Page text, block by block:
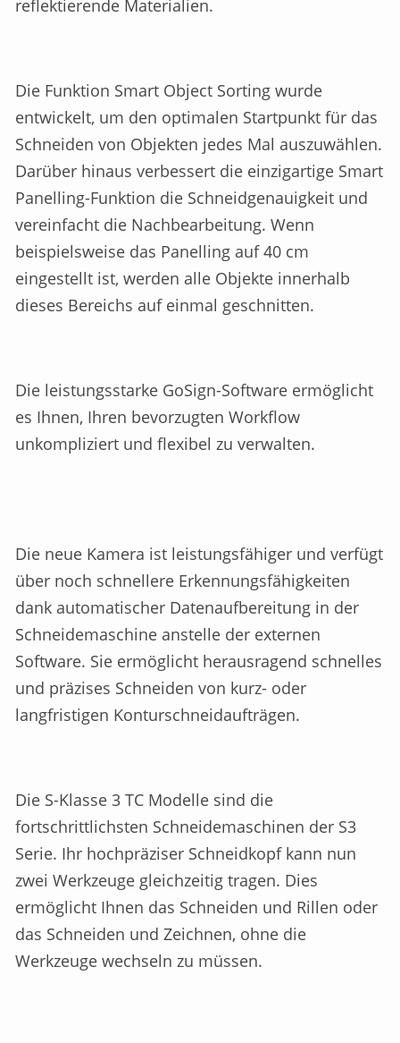
reflektierende Materialien.
Die Funktion Smart Object Sorting wurde
entwickelt, um den optimalen Startpunkt für das
Schneiden von Objekten jedes Mal auszuwählen.
Darüber hinaus verbessert die einzigartige Smart
Panelling-Funktion die Schneidgenauigkeit und
vereinfacht die Nachbearbeitung. Wenn
beispielsweise das Panelling auf 40 cm
eingestellt ist, werden alle Objekte innerhalb
dieses Bereichs auf einmal geschnitten.
Die leistungsstarke GoSign-Software ermöglicht
es Ihnen, Ihren bevorzugten Workflow
unkompliziert und flexibel zu verwalten.
Die neue Kamera ist leistungsfähiger und verfügt
über noch schnellere Erkennungsfähigkeiten
dank automatischer Datenaufbereitung in der
Schneidemaschine anstelle der externen
Software. Sie ermöglicht herausragend schnelles
und präzises Schneiden von kurz- oder
langfristigen Konturschneidaufträgen.
Die S-Klasse 3 TC Modelle sind die
fortschrittlichsten Schneidemaschinen der S3
Serie. Ihr hochpräziser Schneidkopf kann nun
zwei Werkzeuge gleichzeitig tragen. Dies
ermöglicht Ihnen das Schneiden und Rillen oder
das Schneiden und Zeichnen, ohne die
Werkzeuge wechseln zu müssen.